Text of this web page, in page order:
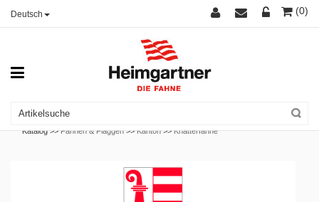
Deutsch (0)
Katalog >>Fahnen & Flaggen >>Kanton >>Knatterfahne